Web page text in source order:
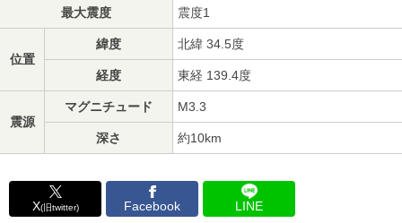
最大震度 震度1
位置
緯度 北緯 34.5度
経度 東経 139.4度
震源
マグニチュード M3.3
深さ 約10km
X(旧twitter) Facebook LINE